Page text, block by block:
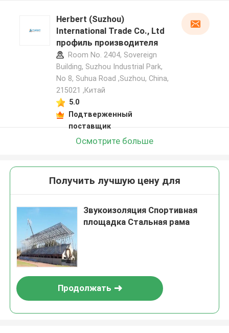
Herbert (Suzhou)
International Trade Co., Ltd
профиль производителя
Room No. 2404, Sovereign
Building, Suzhou Industrial Park,
No 8, Suhua Road ,Suzhou, China,
215021 ,Китай
5.0
Подтверженный
поставщик
Осмотрите больше
Получить лучшую цену для
Звукоизоляция Спортивная
площадка Стальная рама
Продолжать